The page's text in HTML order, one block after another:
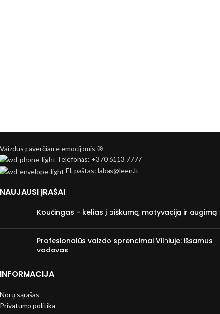
Vaizdus paverčiame emocijomis 🎯
Telefonas: +370 6113 7777
El. paštas: labas@leen.lt
NAUJAUSI ĮRAŠAI
Koučingas – kelias į aiškumą, motyvaciją ir augimą
Profesionalūs vaizdo sprendimai Vilniuje: išsamus
vadovas
INFORMACIJA
Norų sąrašas
Privatumo politika